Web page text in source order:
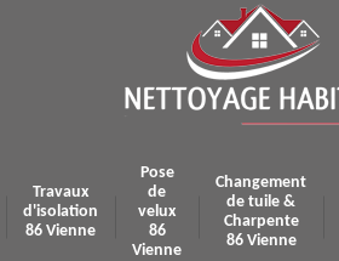
Travaux
d'isolation
86 Vienne
Pose
de
velux
86
Vienne
Changement
de tuile &
Charpente
86 Vienne